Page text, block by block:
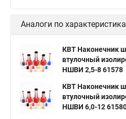
Аналоги по
КВТ Наконечник
втулочный
НШВИ 2,5-8 61578
КВТ Наконечник
втулочный
НШВИ 6,0-12